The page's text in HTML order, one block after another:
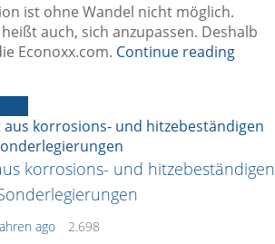
ist ohne Wandel nicht möglich.
auch, sich anzupassen. Deshalb
Econoxx.com. Continue reading
korrosions- und hitzebeständigen
ago 2.698